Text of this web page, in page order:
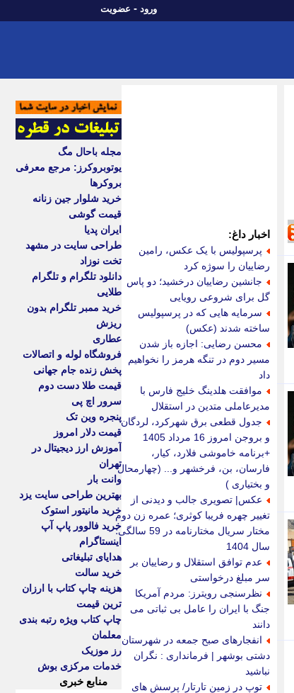
ورود - عضویت
اخبار داغ:
پرسپولیس با یک عکس، رامین
رضاییان را سوژه کرد
جانشین رضاییان درخشید؛ دو پاس
گل برای شروعی رویایی
سرمایه هایی که در پرسپولیس
ساخته شدند (عکس)
محسن رضایی: اجازه باز شدن
مسیر دوم در تنگه هرمز را نخواهیم
داد
موافقت هلدینگ خلیج فارس با
مدیرعاملی متدین در استقلال
جدول قطعی برق شهرکرد، لردگان
و بروجن امروز 16 مرداد 1405
+برنامه خاموشی فلارد، کیار،
فارسان، بن، فرخشهر و... (چهارمحال
و بختیاری )
عکس| تصویری جالب و دیدنی از
تغییر چهره فریبا کوثری؛ عمره زن دوم
مختار سریال مختارنامه در 59 سالگی؛
سال 1404
عدم توافق استقلال و رضاییان بر
سر مبلغ درخواستی
نظرسنجی رویترز: مردم آمریکا
جنگ با ایران را عامل بی ثباتی می
دانند
انفجارهای صبح جمعه در شهرستان
دشتی بوشهر | فرمانداری : نگران
نباشید
توپ در زمین تارتار/ پرسش های
مجله باحال مگ
یوتوبروکرز: مرجع معرفی
بروکرها
خرید شلوار جین زنانه
قیمت گوشی
ایران پدیا
طراحی سایت در مشهد
تخت نوزاد
دانلود تلگرام و تلگرام
طلایی
خرید ممبر تلگرام بدون
ریزش
عطاری
فروشگاه لوله و اتصالات
پخش زنده جام جهانی
قیمت طلا دست دوم
سرور اچ پی
پنجره وین تک
قیمت دلار امروز
آموزش ارز دیجیتال در
تهران
وانت بار
بهترین طراحی سایت یزد
خرید مانیتور استوک
خرید فالوور پاپ آپ
اینستاگرام
هدایای تبلیغاتی
خرید سالت
هزینه چاپ کتاب با ارزان
ترین قیمت
چاپ کتاب ویژه رتبه بندی
معلمان
رز موزیک
خدمات مرکزی بوش
منابع خبری